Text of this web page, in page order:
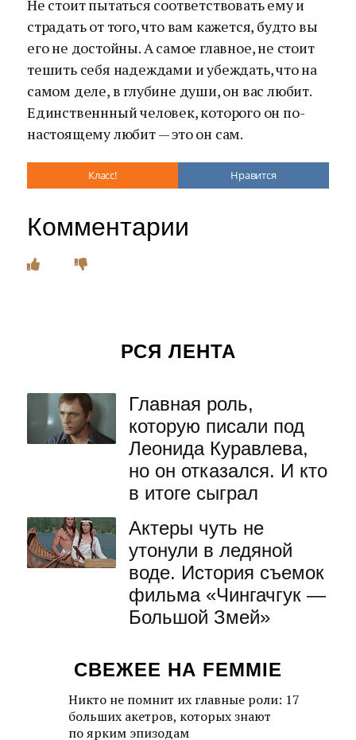
Не стоит пытаться соответствовать ему и
страдать от того, что вам кажется, будто вы
его не достойны. А самое главное, не стоит
тешить себя надеждами и убеждать, что на
самом деле, в глубине души, он вас любит.
Единственнный человек, которого он по-
настоящему любит — это он сам.
Класс! Нравится
Комментарии
РСЯ ЛЕНТА
Главная роль,
которую писали под
Леонида Куравлева,
но он отказался. И кто
в итоге сыграл
Актеры чуть не
утонули в ледяной
воде. История съемок
фильма «Чингачгук —
Большой Змей»
СВЕЖЕЕ НА FEMMIE
Никто не помнит их главные роли: 17
больших акетров, которых знают
по ярким эпизодам